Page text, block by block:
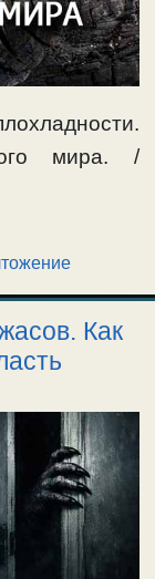
мира. /
Как